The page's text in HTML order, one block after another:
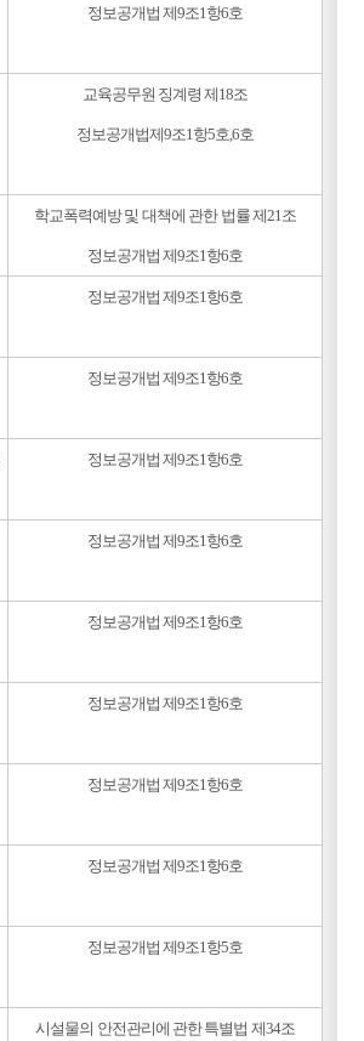
정보공개법 제9조1항6호
교육공무원 징계령 제18조
정보공개법제9조1항5호,6호
학교폭력예방 및 대책에 관한 법률 제21조
정보공개법 제9조1항6호
정보공개법 제9조1항6호
정보공개법 제9조1항6호
정보공개법 제9조1항6호
정보공개법 제9조1항6호
정보공개법 제9조1항6호
정보공개법 제9조1항6호
정보공개법 제9조1항6호
정보공개법 제9조1항6호
정보공개법 제9조1항5호
시설물의 안전관리에 관한 특별법 제34조